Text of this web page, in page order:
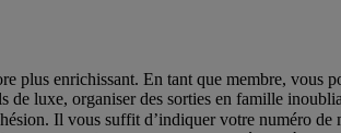
plus enrichissant. En tant que membre, vous
de luxe, organiser des sorties en famille
Il vous suffit d’indiquer votre numéro de